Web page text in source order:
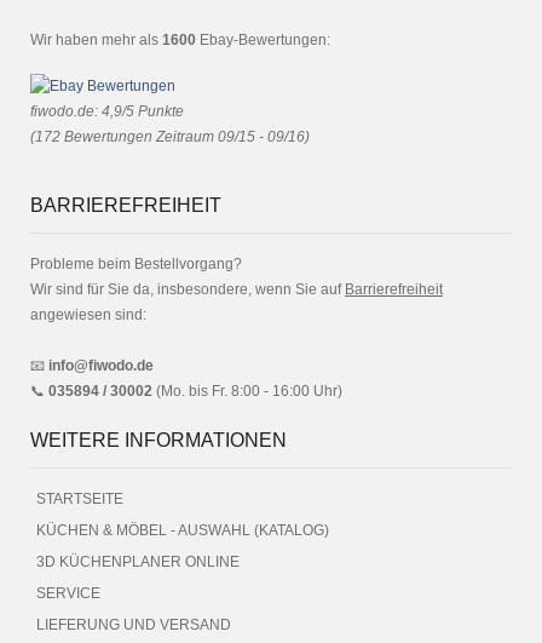
Wir haben mehr als 1600 Ebay-Bewertungen:
fiwodo.de: 4,9/5 Punkte
(172 Bewertungen Zeitraum 09/15 - 09/16)
BARRIEREFREIHEIT
Probleme beim Bestellvorgang?
Wir sind für Sie da, insbesondere, wenn Sie auf Barrierefreiheit
angewiesen sind:
📧 info@fiwodo.de
📞 035894 / 30002 (Mo. bis Fr. 8:00 - 16:00 Uhr)
WEITERE INFORMATIONEN
STARTSEITE
KÜCHEN & MÖBEL - AUSWAHL (KATALOG)
3D KÜCHENPLANER ONLINE
SERVICE
LIEFERUNG UND VERSAND